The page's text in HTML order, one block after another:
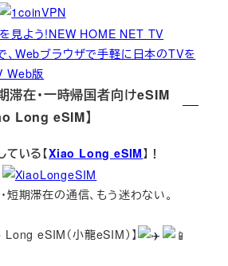
滞在・一時帰国者向けeSIM
Long eSIM】
ている【Xiao Long eSIM】！
短期滞在の通信、もう迷わない。
eSIM（小龍eSIM）】